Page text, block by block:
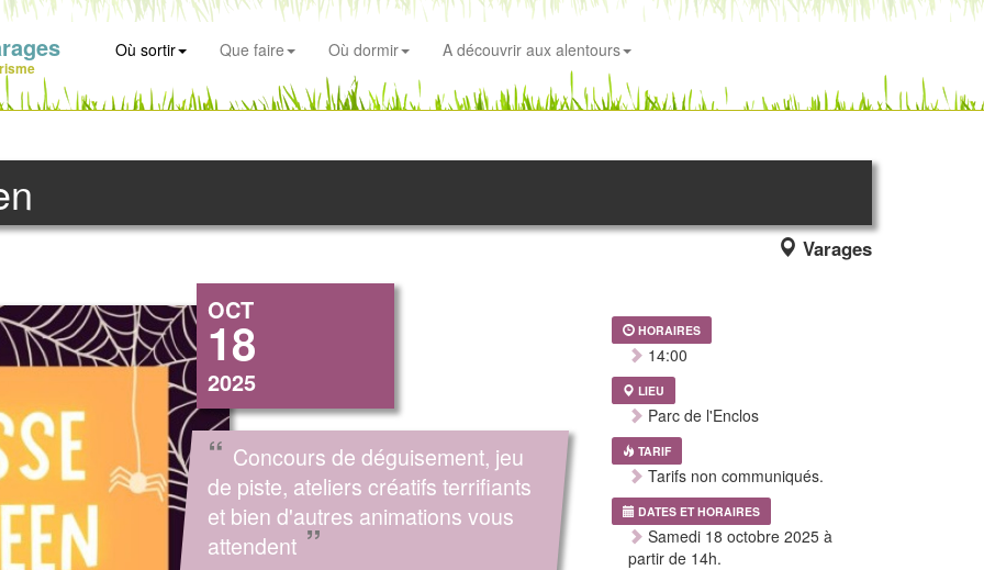
Où sortir Que faire Où dormir A découvrir aux alentours
Varages
OCT
18
2025
“ Concours de déguisement, jeu
de piste, ateliers créatifs terrifiants
et bien d'autres animations vous
attendent ”
HORAIRES
14:00
LIEU
Parc de l'Enclos
TARIF
Tarifs non communiqués.
DATES ET HORAIRES
Samedi 18 octobre 2025 à
partir de 14h.